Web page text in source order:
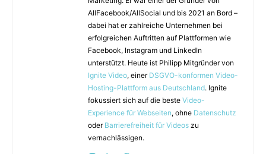
AllFacebook/AllSocial und bis 2021 an Bord –
dabei hat er zahlreiche Unternehmen bei
erfolgreichen Auftritten auf Plattformen wie
Facebook, Instagram und LinkedIn
unterstützt. Heute ist Philipp Mitgründer von
Ignite Video, einer DSGVO-konformen Video-
Hosting-Plattform aus Deutschland. Ignite
fokussiert sich auf die beste Video-
Experience für Webseiten, ohne Datenschutz
oder Barrierefreiheit für Videos zu
vernachlässigen.